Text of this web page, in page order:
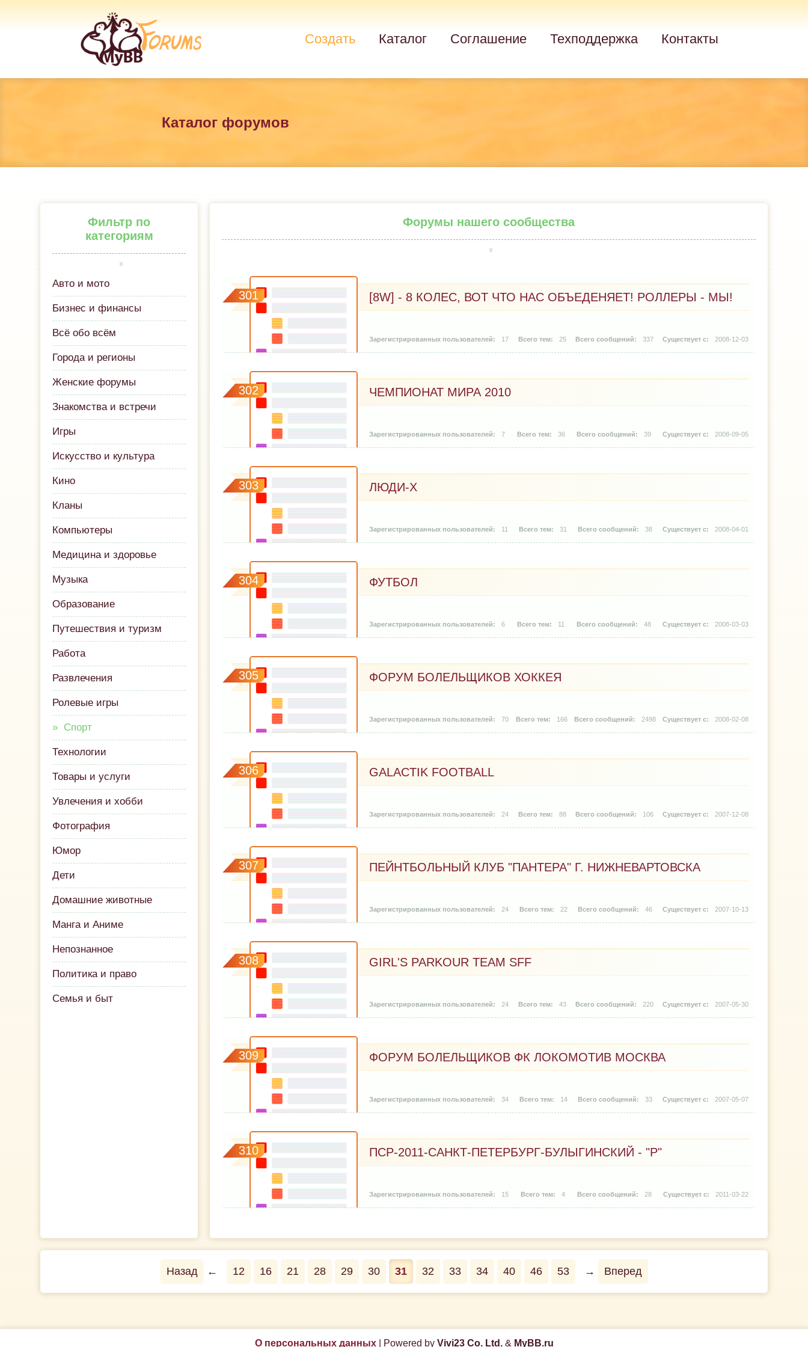
Создать Каталог Соглашение Техподдержка Контакты
Каталог форумов
Фильтр по
категориям
Авто и мото
Бизнес и финансы
Всё обо всём
Города и регионы
Женские форумы
Знакомства и встречи
Игры
Искусство и культура
Кино
Кланы
Компьютеры
Медицина и здоровье
Музыка
Образование
Путешествия и туризм
Работа
Развлечения
Ролевые игры
Спорт
Технологии
Товары и услуги
Увлечения и хобби
Фотография
Юмор
Дети
Домашние животные
Манга и Аниме
Непознанное
Политика и право
Семья и быт
Форумы нашего сообщества
301 [8W] - 8 КОЛЕС, ВОТ ЧТО НАС ОБЪЕДЕНЯЕТ! РОЛЛЕРЫ - МЫ!
17 25 337 2008-12-03
302 ЧЕМПИОНАТ МИРА 2010
7 36 39 2008-09-05
303 ЛЮДИ-X
11 31 38 2008-04-01
304 ФУТБОЛ
6 11 48 2008-03-03
305 ФОРУМ БОЛЕЛЬЩИКОВ ХОККЕЯ
70 166 2498 2008-02-08
306 GALACTIK FOOTBALL
24 88 106 2007-12-08
307 ПЕЙНТБОЛЬНЫЙ КЛУБ "ПАНТЕРА" Г. НИЖНЕВАРТОВСКА
24 22 46 2007-10-13
308 GIRL'S PARKOUR TEAM SFF
24 43 220 2007-05-30
309 ФОРУМ БОЛЕЛЬЩИКОВ ФК ЛОКОМОТИВ МОСКВА
34 14 33 2007-05-07
310 ПСР-2011-САНКТ-ПЕТЕРБУРГ-БУЛЫГИНСКИЙ - "Р"
15 4 28 2011-03-22
Назад ← 12 16 21 28 29 30 31 32 33 34 40 46 53 → Вперед
О персональных данных| Powered by Vivi23 Co. Ltd.& MyBB.ru